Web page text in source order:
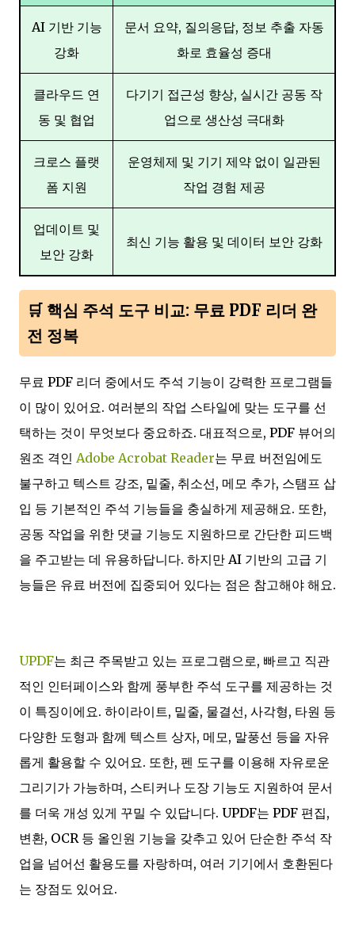
AI 기반 기능
강화
문서 요약, 질의응답, 정보 추출 자동
화로 효율성 증대
클라우드 연
동 및 협업
다기기 접근성 향상, 실시간 공동 작
업으로 생산성 극대화
크로스 플랫
폼 지원
운영체제 및 기기 제약 없이 일관된
작업 경험 제공
업데이트 및
보안 강화
최신 기능 활용 및 데이터 보안 강화
🛒 핵심 주석 도구 비교: 무료 PDF 리더 완
전 정복
무료 PDF 리더 중에서도 주석 기능이 강력한 프로그램들
이 많이 있어요. 여러분의 작업 스타일에 맞는 도구를 선
택하는 것이 무엇보다 중요하죠. 대표적으로, PDF 뷰어의
원조 격인 Adobe Acrobat Reader는 무료 버전임에도
불구하고 텍스트 강조, 밑줄, 취소선, 메모 추가, 스탬프 삽
입 등 기본적인 주석 기능들을 충실하게 제공해요. 또한,
공동 작업을 위한 댓글 기능도 지원하므로 간단한 피드백
을 주고받는 데 유용하답니다. 하지만 AI 기반의 고급 기
능들은 유료 버전에 집중되어 있다는 점은 참고해야 해요.
UPDF는 최근 주목받고 있는 프로그램으로, 빠르고 직관
적인 인터페이스와 함께 풍부한 주석 도구를 제공하는 것
이 특징이에요. 하이라이트, 밑줄, 물결선, 사각형, 타원 등
다양한 도형과 함께 텍스트 상자, 메모, 말풍선 등을 자유
롭게 활용할 수 있어요. 또한, 펜 도구를 이용해 자유로운
그리기가 가능하며, 스티커나 도장 기능도 지원하여 문서
를 더욱 개성 있게 꾸밀 수 있답니다. UPDF는 PDF 편집,
변환, OCR 등 올인원 기능을 갖추고 있어 단순한 주석 작
업을 넘어선 활용도를 자랑하며, 여러 기기에서 호환된다
는 장점도 있어요.